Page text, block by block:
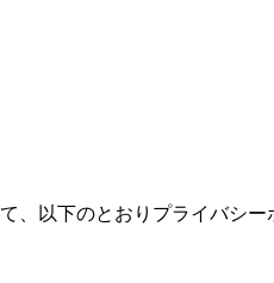
、以下のとおりプライバシー